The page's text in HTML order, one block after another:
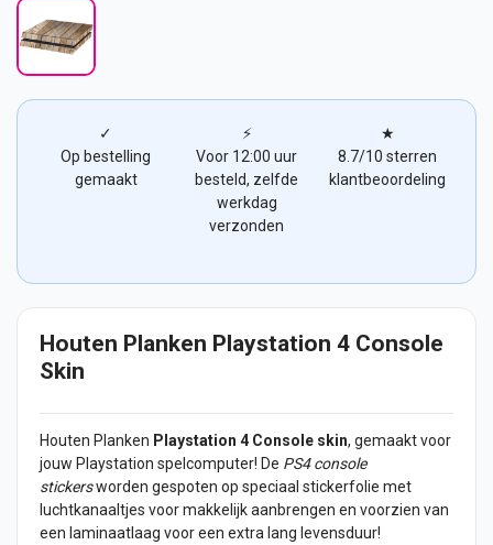
✓
Op bestelling
gemaakt
⚡
Voor 12:00 uur
besteld, zelfde
werkdag
verzonden
★
8.7/10 sterren
klantbeoordeling
Houten Planken Playstation 4 Console
Skin
Houten Planken Playstation 4 Console skin, gemaakt voor
jouw Playstation spelcomputer! De PS4 console
stickersworden gespoten op speciaal stickerfolie met
luchtkanaaltjes voor makkelijk aanbrengen en voorzien van
een laminaatlaag voor een extra lang levensduur!